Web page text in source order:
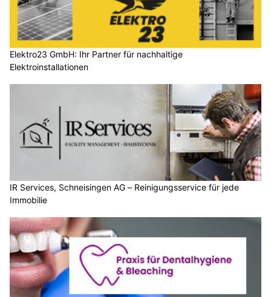
Elektro23 GmbH: Ihr Partner für nachhaltige
Elektroinstallationen
IR Services, Schneisingen AG – Reinigungsservice für jede
Immobilie